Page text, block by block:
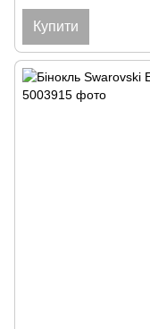
Купити